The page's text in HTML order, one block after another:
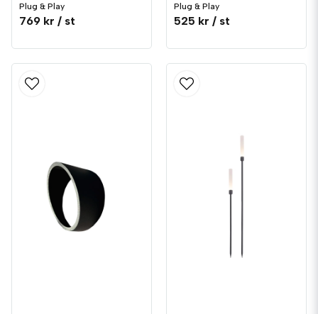
Plug & Play
769 kr / st
Plug & Play
525 kr / st